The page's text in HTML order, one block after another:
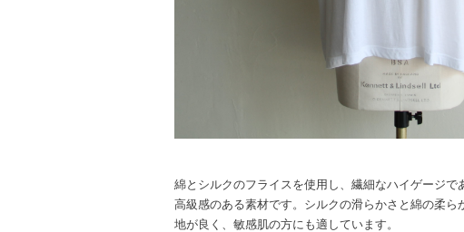
綿とシルクのフライスを使用し、繊細なハイゲージで
高級感のある素材です。シルクの滑らかさと綿の柔ら
地が良く、敏感肌の方にも適しています。